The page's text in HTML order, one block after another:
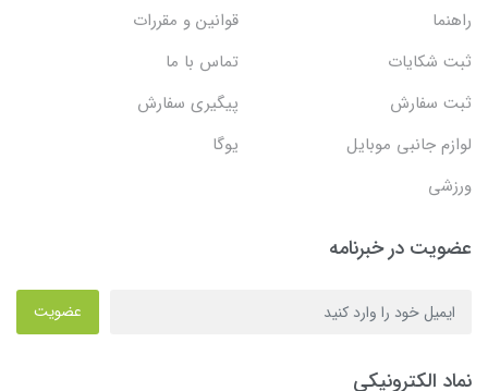
راهنما
قوانین و مقررات
ثبت شکایات
تماس با ما
ثبت سفارش
پیگیری سفارش
لوازم جانبی موبایل
یوگا
ورزشی
عضویت در خبرنامه
عضویت
نماد الکترونیکی